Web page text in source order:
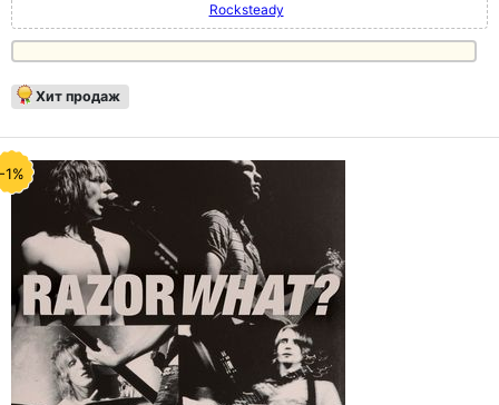
Rocksteady
Хит продаж
-1%